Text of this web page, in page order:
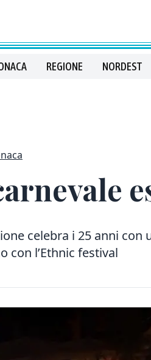
REGIONE NORDEST
celebra i 25 anni
con l’Ethnic festival